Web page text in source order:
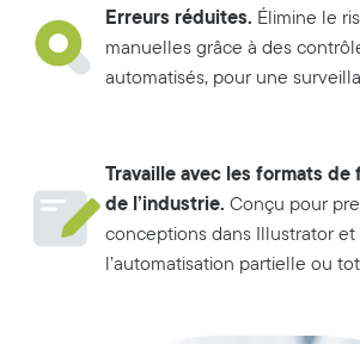
Erreurs réduites. Élimine le
manuelles grâce à des
automatisés, pour une
Travaille avec les formats
de l’industrie. Conçu pour
conceptions dans Illustrator et
l’automatisation partielle ou